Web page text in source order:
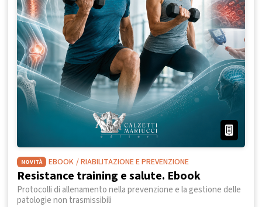
NOVITÀ EBOOK / RIABILITAZIONE E PREVENZIONE
Resistance training e salute. Ebook
Protocolli di allenamento nella prevenzione e la gestione delle
patologie non trasmissibili